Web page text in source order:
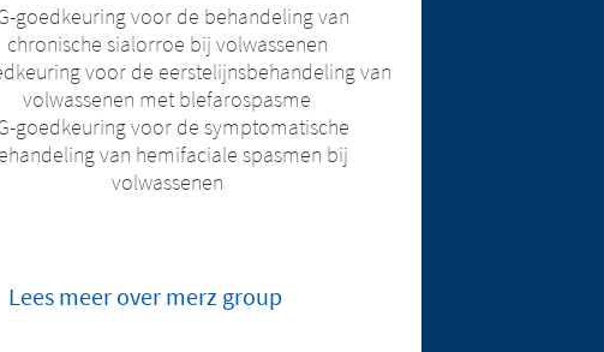
goedkeuring voor de behandeling van
chronische sialorroe bij volwassenen
voor de eerstelijnsbehandeling van
volwassenen met blefarospasme
goedkeuring voor de symptomatische
van hemifaciale spasmen bij
volwassenen
Lees meer over merz group